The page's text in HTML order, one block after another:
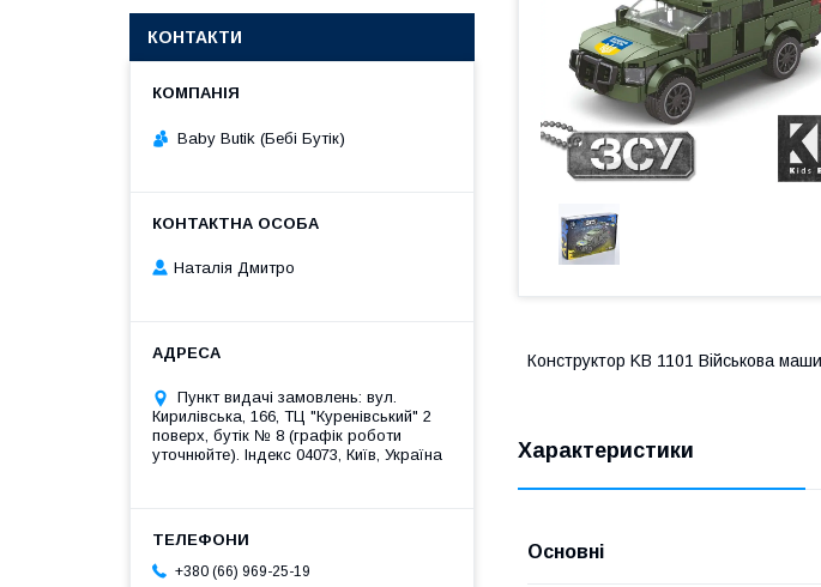
Конструктор KB 1101 Військова
Характеристики
Основні
КОНТАКТИ
Baby Butik (Бебі Бутік)
Наталія Дмитро
Пункт видачі замовлень: вул.
Кирилівська, 166, ТЦ "Куренівський" 2
поверх, бутік № 8 (графік роботи
уточнюйте). Індекс 04073, Київ, Україна
+380 (66) 969-25-19